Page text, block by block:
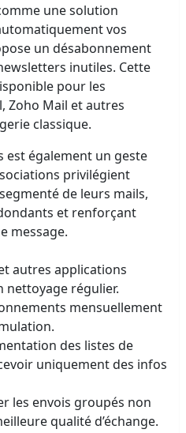
une solution
vos
un désabonnement
inutiles. Cette
pour les
Zoho Mail et autres
classique.
est également un geste
privilégient
de leurs mails,
et renforçant
message.
autres applications
nettoyage régulier.
mensuellement
des listes de
uniquement des infos
les envois groupés non
qualité d’échange.